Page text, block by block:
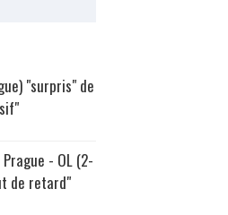
"surpris" de
- OL (2-
de retard"